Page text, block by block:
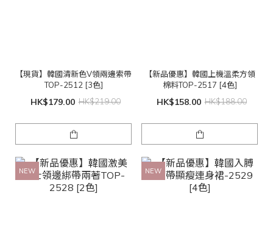
【現貨】韓國清新色V領兩邊索帶
TOP-2512 [3色]
HK$179.00 HK$219.00
【新品優惠】韓國上機溫柔方領
棉料TOP-2517 [4色]
HK$158.00 HK$188.00
NEW NEW